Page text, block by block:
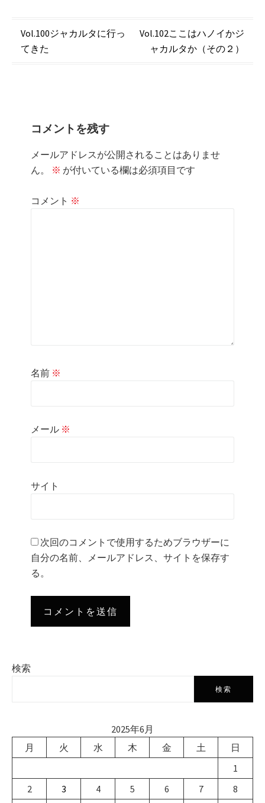
投
稿
ゲ
シ
ン
Vol.100ジャカルタに行っ
てきた
Vol.102ここはハノイかジ
ャカルタか（その２）
コメントを残す
メールアドレスが公開されることはありませ
ん。
※ が付いている欄は必須項目です
コメント ※
名前 ※
メール ※
サイト
次回のコメントで使用するためブラウザーに
自分の名前、メールアドレス、サイトを保存す
る。
検索
検索
2025年6月
月
火 水 木 金 土
日
1
2
3 4 5 6 7
8